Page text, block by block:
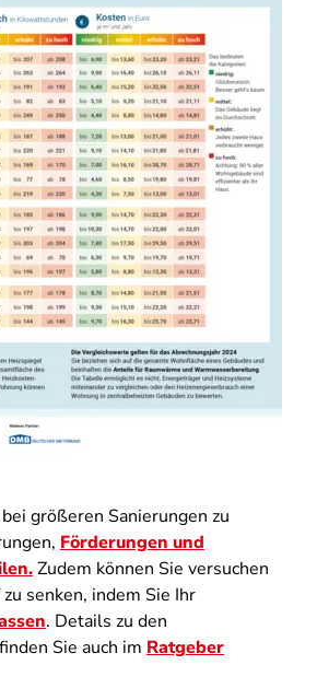
größeren Sanierungen zu
Förderungen und
Zudem können Sie versuchen
senken, indem Sie Ihr
. Details zu den
Sie auch im Ratgeber